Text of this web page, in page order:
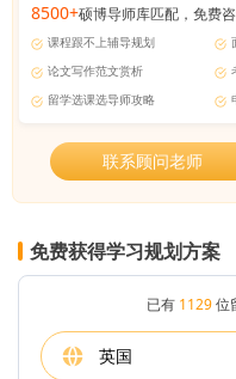
8500+硕博导师库匹配，免费
课程跟不上辅导规划
论文写作范文赏析
留学选课选导师攻略
联系顾问老师
免费获得学习规划方案
已有 1129位
英国